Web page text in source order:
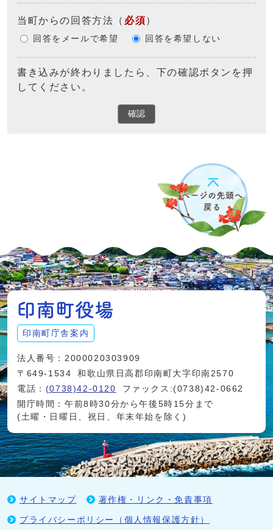
当町からの回答方法 （ 必須）
回答をメールで希望 回答を希望しない
書き込みが終わりましたら、下の確認ボタンを押
してください。
確認
印南町庁舎案内
法人番号：2000020303909
〒649-1534
和歌山県日高郡印南町大字印南2570
電話： (0738)42-0120
ファックス:(0738)42-0662
開庁時間：午前8時30分から午後5時15分まで
(土曜・日曜日、祝日、年末年始を除く)
サイトマップ 著作権・リンク・免責事項
プライバシーポリシー（個人情報保護方針）